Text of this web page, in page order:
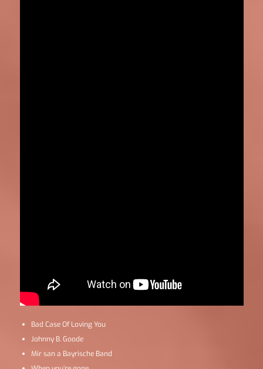
Bad Case Of Loving You
Johnny B. Goode
Mir san a Bayrische Band